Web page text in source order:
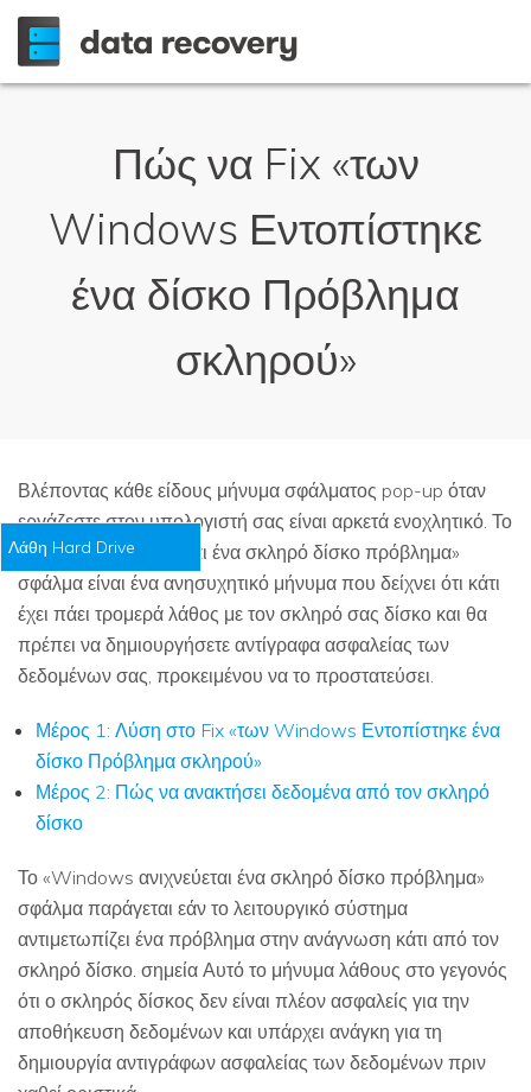
Πώς να Fix «των
Windows Εντοπίστηκε
ένα δίσκο Πρόβλημα
σκληρού»
Βλέποντας κάθε είδους μήνυμα σφάλματος pop-up όταν
εργάζεστε στον υπολογιστή σας είναι αρκετά ενοχλητικό. Το
«Windows ανιχνεύεται ένα σκληρό δίσκο πρόβλημα»
σφάλμα είναι ένα ανησυχητικό μήνυμα που δείχνει ότι κάτι
έχει πάει τρομερά λάθος με τον σκληρό σας δίσκο και θα
πρέπει να δημιουργήσετε αντίγραφα ασφαλείας των
δεδομένων σας, προκειμένου να το προστατεύσει.
Μέρος 1: Λύση στο Fix «των Windows Εντοπίστηκε ένα
δίσκο Πρόβλημα σκληρού»
Μέρος 2: Πώς να ανακτήσει δεδομένα από τον σκληρό
δίσκο
Το «Windows ανιχνεύεται ένα σκληρό δίσκο πρόβλημα»
σφάλμα παράγεται εάν το λειτουργικό σύστημα
αντιμετωπίζει ένα πρόβλημα στην ανάγνωση κάτι από τον
σκληρό δίσκο. σημεία Αυτό το μήνυμα λάθους στο γεγονός
ότι ο σκληρός δίσκος δεν είναι πλέον ασφαλείς για την
αποθήκευση δεδομένων και υπάρχει ανάγκη για τη
δημιουργία αντιγράφων ασφαλείας των δεδομένων πριν
Λάθη Hard Drive